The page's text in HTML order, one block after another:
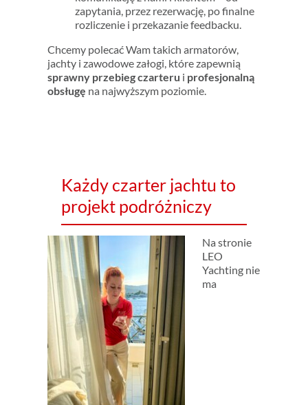
zapytania, przez rezerwację, po finalne
rozliczenie i przekazanie feedbacku.
Chcemy polecać Wam takich armatorów,
jachty i zawodowe załogi, które zapewnią
sprawny przebieg czarteru i profesjonalną
obsługę na najwyższym poziomie.
Każdy czarter jachtu to
projekt podróżniczy
Na stronie
LEO
Yachting nie
ma